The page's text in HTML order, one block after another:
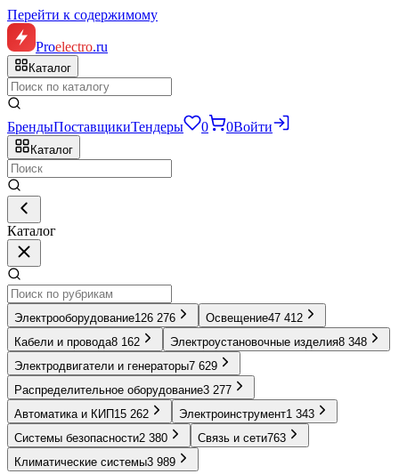
Перейти к содержимому
Proelectro.ru
Каталог
БрендыПоставщикиТендеры 0 0Войти
Каталог
Каталог
Электрооборудование126 276 Освещение47 412
Кабели и провода8 162 Электроустановочные изделия8 348
Электродвигатели и генераторы7 629
Распределительное оборудование3 277
Автоматика и КИП 15 262 Электроинструмент1 343
Системы безопасности2 380 Связь и сети763
Климатические системы3 989